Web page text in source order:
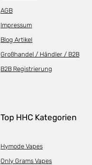
AGB
Impressum
Blog Artikel
Großhandel / Händler / B2B
B2B Registrierung
Top HHC Kategorien
Hymode Vapes
Only Grams Vapes